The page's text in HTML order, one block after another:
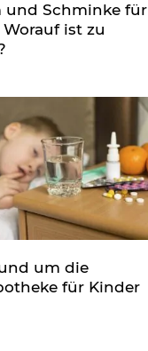
und Schminke für
ist zu
um die
für Kinder